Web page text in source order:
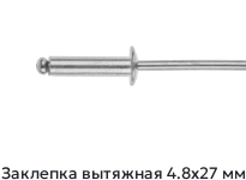
Заклепка вытяжная 4.8х27 мм